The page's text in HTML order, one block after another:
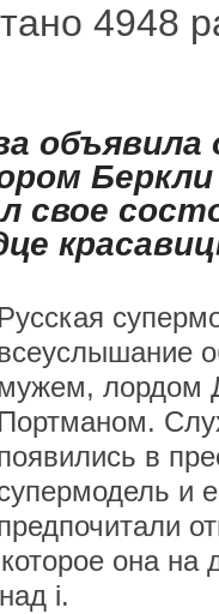
4948
свое
Русская
лордом
Портманом.
в
и
она на
i.